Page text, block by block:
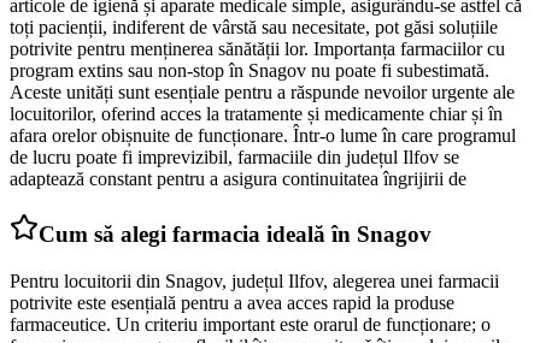
articole de igienă și aparate medicale simple, asigurându-se astfel că
toți pacienții, indiferent de vârstă sau necesitate, pot găsi soluțiile
potrivite pentru menținerea sănătății lor. Importanța farmaciilor cu
program extins sau non-stop în Snagov nu poate fi subestimată.
Aceste unități sunt esențiale pentru a răspunde nevoilor urgente ale
locuitorilor, oferind acces la tratamente și medicamente chiar și în
afara orelor obișnuite de funcționare. Într-o lume în care programul
de lucru poate fi imprevizibil, farmaciile din județul Ilfov se
adaptează constant pentru a asigura continuitatea îngrijirii de
Cum să alegi farmacia ideală în Snagov
Pentru locuitorii din Snagov, județul Ilfov, alegerea unei farmacii
potrivite este esențială pentru a avea acces rapid la produse
farmaceutice. Un criteriu important este orarul de funcționare; o